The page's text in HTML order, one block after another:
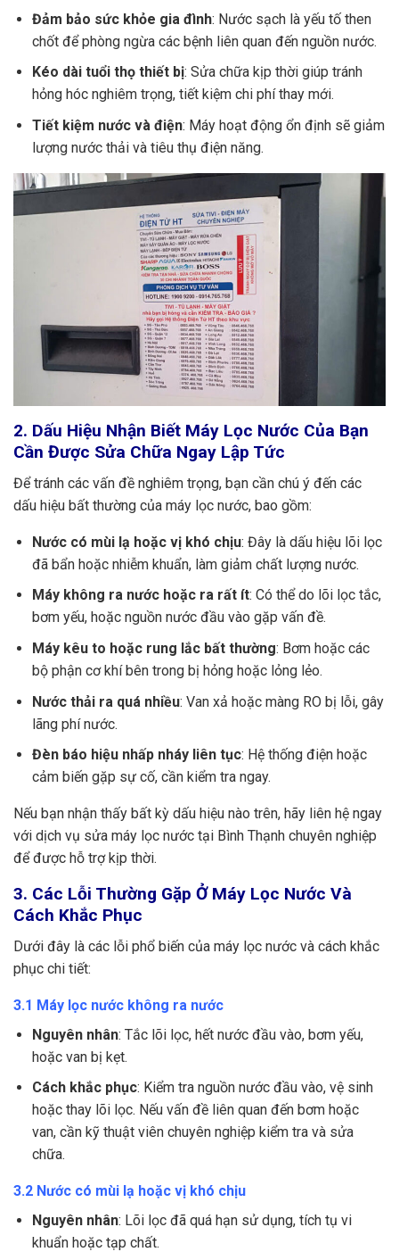
Đảm bảo sức khỏe gia đình: Nước sạch là yếu tố then
chốt để phòng ngừa các bệnh liên quan đến nguồn nước.
Kéo dài tuổi thọ thiết bị: Sửa chữa kịp thời giúp tránh
hỏng hóc nghiêm trọng, tiết kiệm chi phí thay mới.
Tiết kiệm nước và điện: Máy hoạt động ổn định sẽ giảm
lượng nước thải và tiêu thụ điện năng.
2. Dấu Hiệu Nhận Biết Máy Lọc Nước Của Bạn
Cần Được Sửa Chữa Ngay Lập Tức
Để tránh các vấn đề nghiêm trọng, bạn cần chú ý đến các
dấu hiệu bất thường của máy lọc nước, bao gồm:
Nước có mùi lạ hoặc vị khó chịu: Đây là dấu hiệu lõi lọc
đã bẩn hoặc nhiễm khuẩn, làm giảm chất lượng nước.
Máy không ra nước hoặc ra rất ít: Có thể do lõi lọc tắc,
bơm yếu, hoặc nguồn nước đầu vào gặp vấn đề.
Máy kêu to hoặc rung lắc bất thường: Bơm hoặc các
bộ phận cơ khí bên trong bị hỏng hoặc lỏng lẻo.
Nước thải ra quá nhiều: Van xả hoặc màng RO bị lỗi, gây
lãng phí nước.
Đèn báo hiệu nhấp nháy liên tục: Hệ thống điện hoặc
cảm biến gặp sự cố, cần kiểm tra ngay.
Nếu bạn nhận thấy bất kỳ dấu hiệu nào trên, hãy liên hệ ngay
với dịch vụ sửa máy lọc nước tại Bình Thạnh chuyên nghiệp
để được hỗ trợ kịp thời.
3. Các Lỗi Thường Gặp Ở Máy Lọc Nước Và
Cách Khắc Phục
Dưới đây là các lỗi phổ biến của máy lọc nước và cách khắc
phục chi tiết:
3.1 Máy lọc nước không ra nước
Nguyên nhân: Tắc lõi lọc, hết nước đầu vào, bơm yếu,
hoặc van bị kẹt.
Cách khắc phục: Kiểm tra nguồn nước đầu vào, vệ sinh
hoặc thay lõi lọc. Nếu vấn đề liên quan đến bơm hoặc
van, cần kỹ thuật viên chuyên nghiệp kiểm tra và sửa
chữa.
3.2 Nước có mùi lạ hoặc vị khó chịu
Nguyên nhân: Lõi lọc đã quá hạn sử dụng, tích tụ vi
khuẩn hoặc tạp chất.